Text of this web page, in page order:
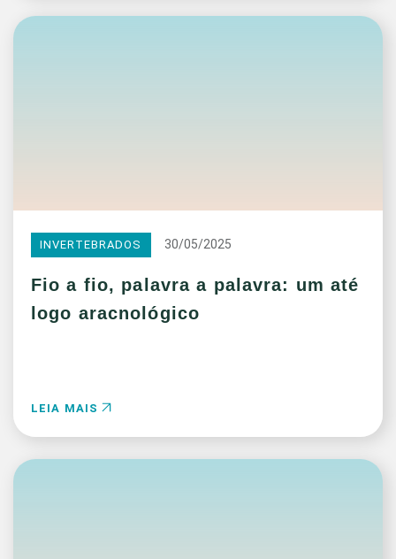
INVERTEBRADOS 30/05/2025
Fio a fio, palavra a palavra: um até
logo aracnológico
LEIA MAIS